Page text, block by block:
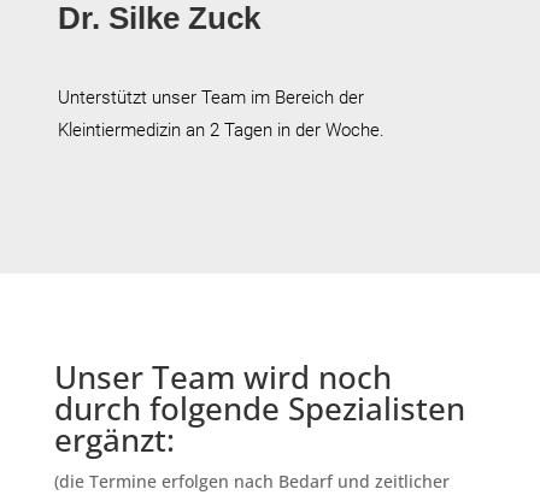
Dr. Silke Zuck
Unterstützt unser Team im Bereich der
Kleintiermedizin an 2 Tagen in der Woche.
Unser Team wird noch
durch folgende Spezialisten
ergänzt:
(die Termine erfolgen nach Bedarf und zeitlicher